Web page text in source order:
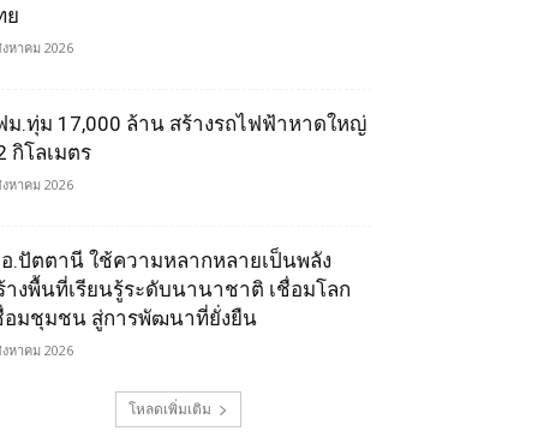
ย
หาคม 2026
ม.ทุ่ม 17,000 ล้าน สร้างรถไฟฟ้าหาดใหญ่
กิโลเมตร
หาคม 2026
.ปัตตานี ใช้ความหลากหลายเป็นพลัง
างพื้นที่เรียนรู้ระดับนานาชาติ เชื่อมโลก
อมชุมชน สู่การพัฒนาที่ยั่งยืน
งหาคม 2026
โหลดเพิ่มเติม